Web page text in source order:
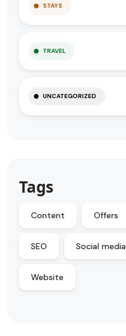
STAYS
TRAVEL
UNCATEGORIZED
Tags
Content Offers
SEO Social media
Website